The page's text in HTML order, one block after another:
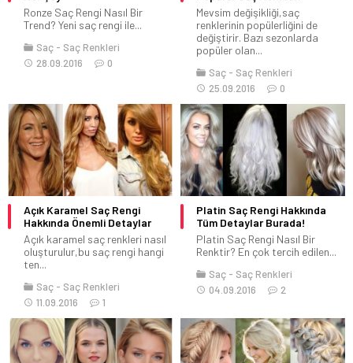
Ronze Saç Rengi Nasıl Bir
Trend? Yeni saç rengi ile...
Saç
Saç Renkleri
28.09.2016
0
Mevsim değişikliği,saç
renklerinin popülerliğini de
değiştirir. Bazı sezonlarda
popüler olan...
Saç
Saç Renkleri
25.09.2016
0
Açık Karamel Saç Rengi
Hakkında Önemli Detaylar
Açık karamel saç renkleri nasıl
oluşturulur,bu saç rengi hangi
ten...
Saç
Saç Renkleri
11.09.2016
1
Platin Saç Rengi Hakkında
Tüm Detaylar Burada!
Platin Saç Rengi Nasıl Bir
Renktir? En çok tercih edilen...
Saç
Saç Renkleri
04.09.2016
2